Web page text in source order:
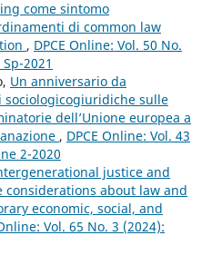
come sintomo
di common law
, DPCE Online: Vol. 50 No.
2021
Un anniversario da
sociologicogiuridiche sulle
dell’Unione europea a
, DPCE Online: Vol. 43
2-2020
justice and
about law and
economic, social, and
Vol. 65 No. 3 (2024):